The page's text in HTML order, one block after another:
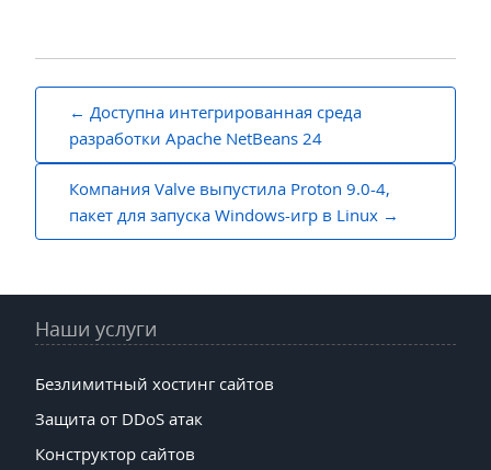
Навигация
записям
Доступна интегрированная среда
разработки Apache NetBeans 24
Компания Valve выпустила Proton 9.0-4,
пакет для запуска Windows-игр в Linux
Наши услуги
Безлимитный хостинг сайтов
Защита от DDoS атак
Конструктор сайтов